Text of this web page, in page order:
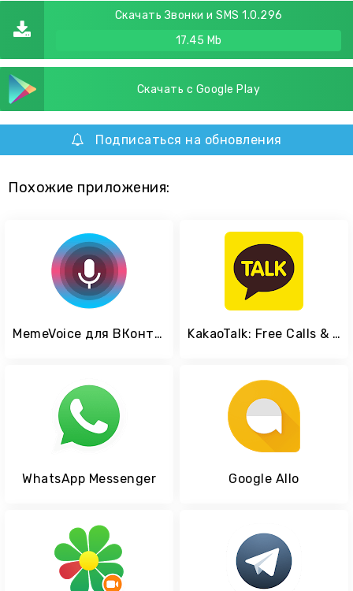
Скачать Звонки и SMS 1.0.296
17.45 Mb
Скачать с Google Play
Подписаться на обновления
Похожие приложения:
MemeVoice для ВКонтакте KakaoTalk: Free Calls & Text
WhatsApp Messenger Google Allo